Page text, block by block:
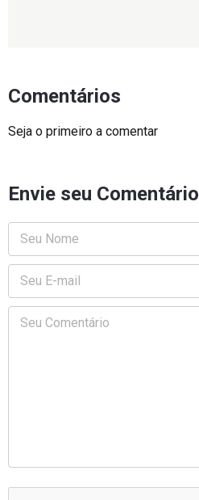
Comentários
Seja o primeiro a comentar
Envie seu Comentário